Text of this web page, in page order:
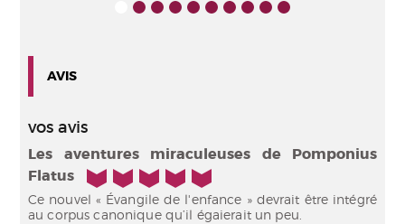
AVIS
vos avis
Les aventures miraculeuses de Pomponius
Flatus
5/5
Ce nouvel « Évangile de l'enfance » devrait être intégré
au corpus canonique qu’il égaierait un peu.